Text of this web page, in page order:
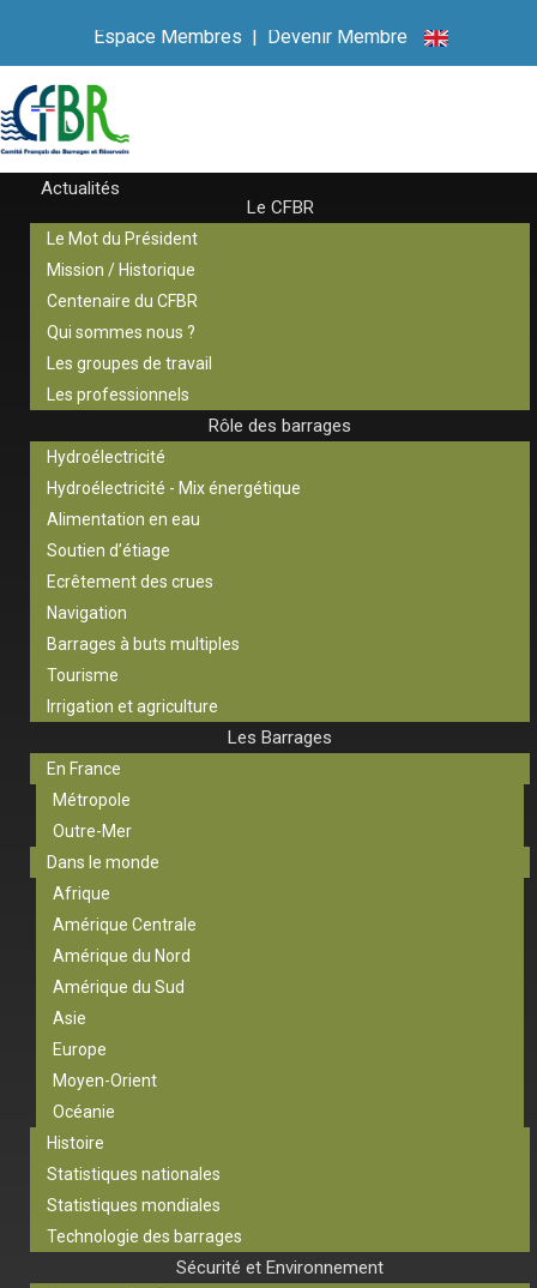
Espace Membres | Devenir Membre
Actualités
Le CFBR
Le Mot du Président
Mission / Historique
Centenaire du CFBR
Qui sommes nous ?
Les groupes de travail
Les professionnels
Rôle des barrages
Hydroélectricité
Hydroélectricité - Mix énergétique
Alimentation en eau
Soutien d’étiage
Ecrêtement des crues
Navigation
Barrages à buts multiples
Tourisme
Irrigation et agriculture
Les Barrages
En France
Métropole
Outre-Mer
Dans le monde
Afrique
Amérique Centrale
Amérique du Nord
Amérique du Sud
Asie
Europe
Moyen-Orient
Océanie
Histoire
Statistiques nationales
Statistiques mondiales
Technologie des barrages
Sécurité et Environnement